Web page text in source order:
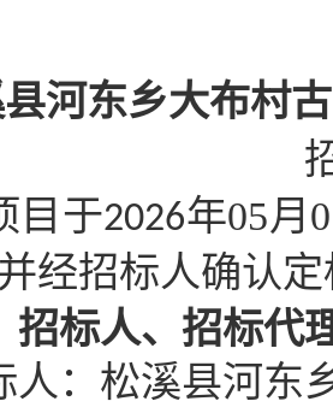
河东乡大布村
目于2026年05月
经招标人确认
招标人、招标代
： 松溪县河东